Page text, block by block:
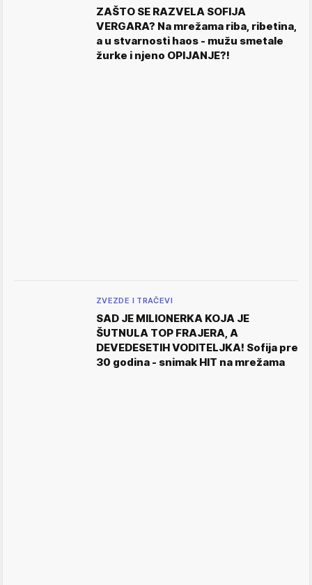
ZAŠTO SE RAZVELA SOFIJA
VERGARA? Na mrežama riba, ribetina,
a u stvarnosti haos - mužu smetale
žurke i njeno OPIJANJE?!
ZVEZDE I TRAČEVI
SAD JE MILIONERKA KOJA JE
ŠUTNULA TOP FRAJERA, A
DEVEDESETIH VODITELJKA! Sofija pre
30 godina - snimak HIT na mrežama